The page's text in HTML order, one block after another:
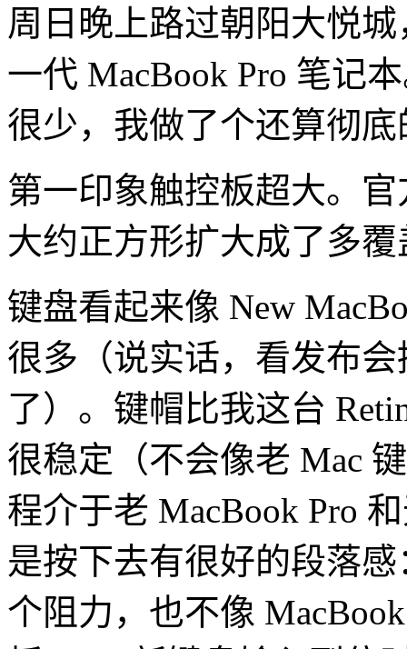
周日晚上路过朝阳大悦
一代 MacBook Pro 笔记
很少，我做了个还算彻
第一印象触控板超大。
大约正方形扩大成了多
键盘看起来像 New
很多（说实话，看发布
了）。键帽比我这台
很稳定（不会像老 Mac
程介于老 MacBook Pro
是按下去有很好的段落
个阻力，也不像